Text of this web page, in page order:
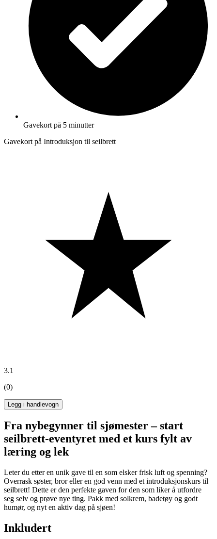
Gavekort på 5 minutter
Gavekort på Introduksjon til seilbrett
3.1
(0)
Legg i handlevogn
Fra nybegynner til sjømester – start
seilbrett-eventyret med et kurs fylt av
læring og lek
Leter du etter en unik gave til en som elsker frisk luft og spenning?
Overrask søster, bror eller en god venn med et introduksjonskurs til
seilbrett! Dette er den perfekte gaven for den som liker å utfordre
seg selv og prøve nye ting. Pakk med solkrem, badetøy og godt
humør, og nyt en aktiv dag på sjøen!
Inkludert